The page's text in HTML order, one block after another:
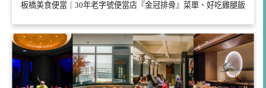
板橋美食便當｜30年老字號便當店『金冠排骨』菜單、好吃雞腿飯